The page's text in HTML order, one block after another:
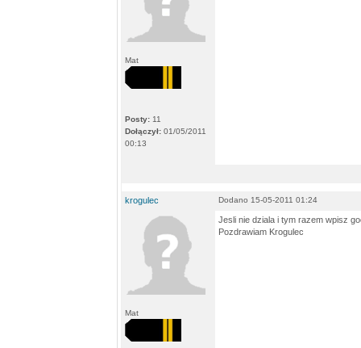
Mat
Posty: 11
Dołączył: 01/05/2011
00:13
krogulec Dodano 15-05-2011 01:24
Mat
Jesli nie dziala i tym razem wpisz
Pozdrawiam Krogulec